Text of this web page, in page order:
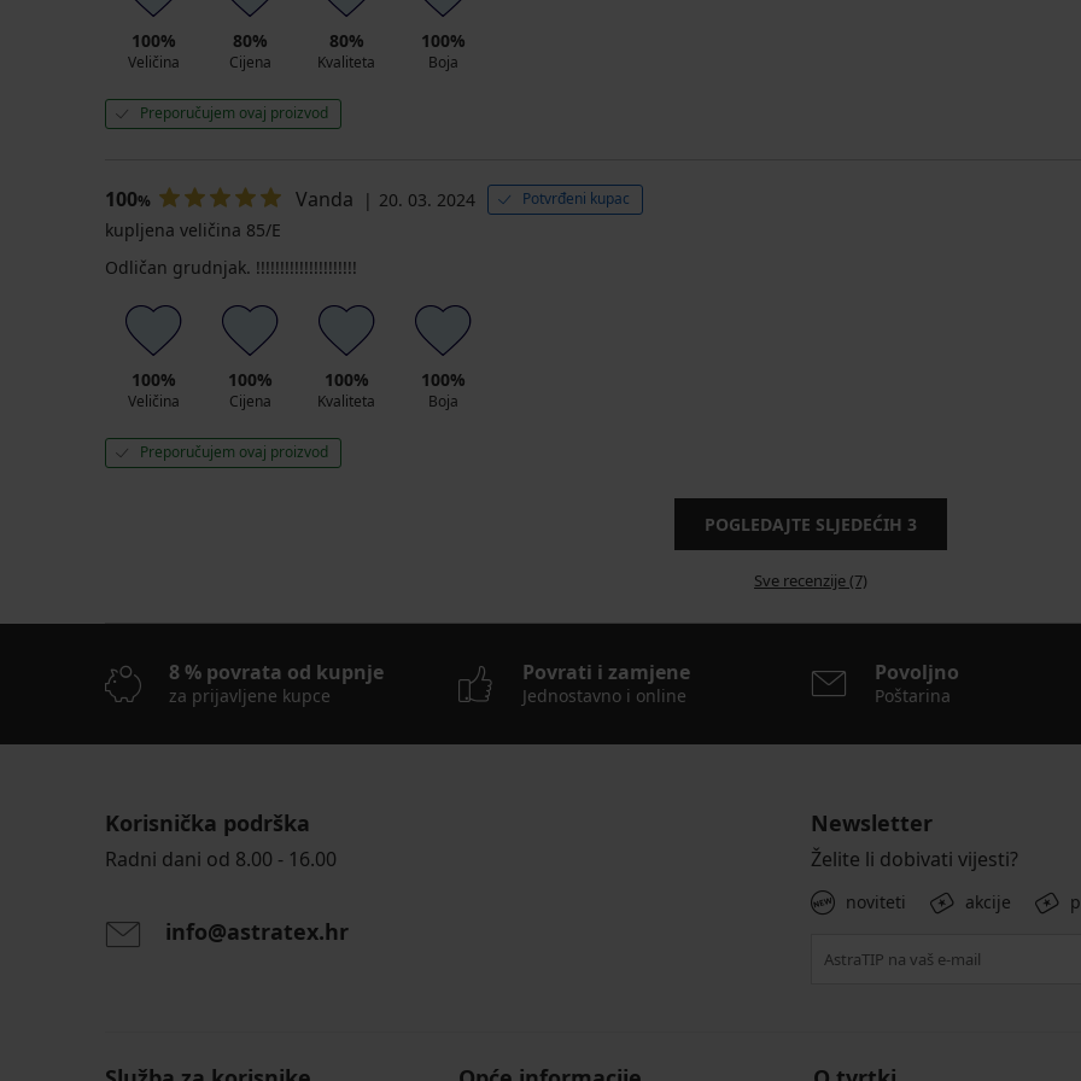
100%
Veličina
80%
Cijena
80%
Kvaliteta
100%
Boja
Preporučujem ovaj proizvod
100% Vanda 20. 03. 2024 Potvrđeni kupac
kupljena veličina 85/E
Odličan grudnjak. !!!!!!!!!!!!!!!!!!!!!
100%
Veličina
100%
Cijena
100%
Kvaliteta
100%
Boja
Preporučujem ovaj proizvod
POGLEDAJTE SLJEDEĆIH 3
Sve recenzije (7)
8 % povrata od kupnje
za prijavljene kupce
Povrati i zamjene
Jednostavno i online
Povoljno
Poštarina
Korisnička podrška
Radni dani od 8.00 - 16.00
info@astratex.hr
Newsletter
Želite li dobivati vijesti?
noviteti akcije